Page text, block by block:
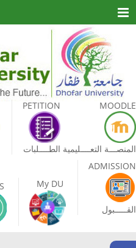
Menu
MOODLE
المنصـــة التعــــليمية
PETITION
الطــــلبات
ADMISSION
القـــــبول